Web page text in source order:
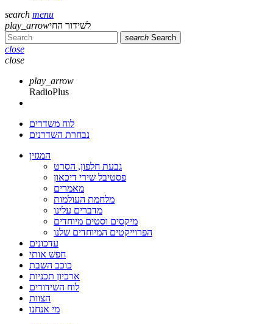
search menu
play_arrowלשידור החי
search Search
close
close
play_arrow
RadioPlus
לוח משדרים
נבחרת השדרנים
המגזין
גבעת חלפון, הסרט
פסטיבל שירי דיכאון
מאמרים
מלחמת העולמות
מדברים עלינו
מיקסים וסטים מיוחדים
הפרוייקטים המיוחדים שלנו
עדכונים
חפש אותי
כוכב השבת
ארכיון תכניות
לוח השידורים
הצוות
מי אנחנו